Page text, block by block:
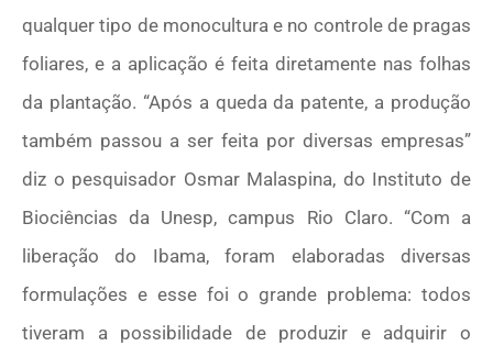
qualquer tipo de monocultura e no controle de pragas
foliares, e a aplicação é feita diretamente nas folhas
da plantação. “Após a queda da patente, a produção
também passou a ser feita por diversas empresas”
diz o pesquisador Osmar Malaspina, do Instituto de
Biociências da Unesp, campus Rio Claro. “Com a
liberação do Ibama, foram elaboradas diversas
formulações e esse foi o grande problema: todos
tiveram a possibilidade de produzir e adquirir o